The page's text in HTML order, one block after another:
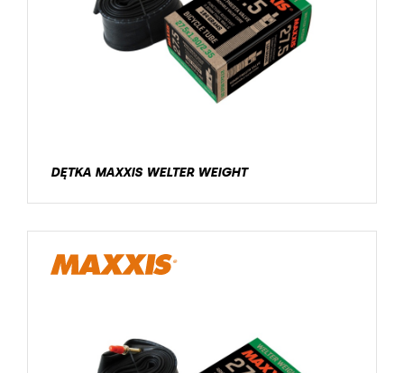
DĘTKA MAXXIS WELTER WEIGHT